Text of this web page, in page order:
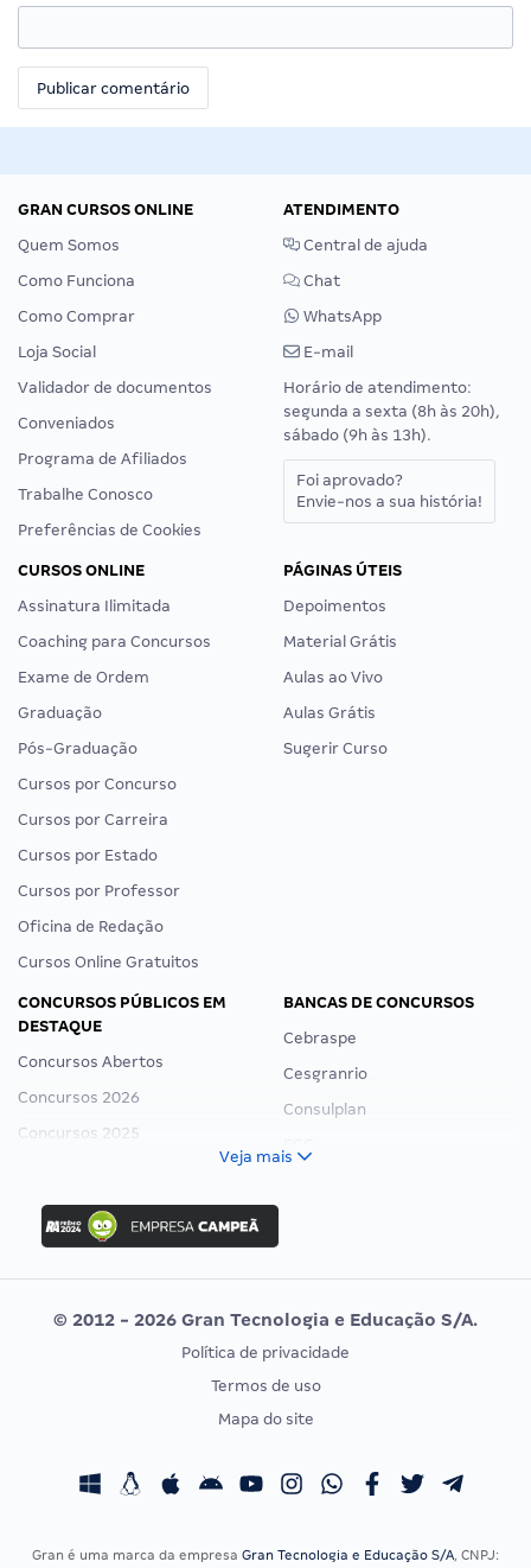
GRAN CURSOS ONLINE
Quem Somos
Como Funciona
Como Comprar
Loja Social
Validador de documentos
Conveniados
Programa de Afiliados
Trabalhe Conosco
Preferências de Cookies
ATENDIMENTO
Central de ajuda
Chat
WhatsApp
E-mail
Horário de atendimento:
segunda a sexta (8h às 20h),
sábado (9h às 13h).
Foi aprovado?
Envie-nos a sua história!
CURSOS ONLINE
Assinatura Ilimitada
Coaching para Concursos
Exame de Ordem
Graduação
Pós-Graduação
Cursos por Concurso
Cursos por Carreira
Cursos por Estado
Cursos por Professor
Oficina de Redação
Cursos Online Gratuitos
PÁGINAS ÚTEIS
Depoimentos
Material Grátis
Aulas ao Vivo
Aulas Grátis
Sugerir Curso
CONCURSOS PÚBLICOS EM
DESTAQUE
Concursos Abertos
Concursos 2026
Concursos 2025
Concurso Ibama
Concurso MPU
Editais publicados
BANCAS DE CONCURSOS
Cebraspe
Cesgranrio
Consulplan
Vunesp
CONCURSOS POR PROFISSÃO
Concursos Fiscais
EXAME DE ORDEM
Calendário OAB
Veja mais
© 2012 - 2026 Gran Tecnologia e Educação S/A.
Política de privacidade
Termos de uso
Mapa do site
Gran é uma marca da empresa Gran Tecnologia e Educação S/A, CNPJ: